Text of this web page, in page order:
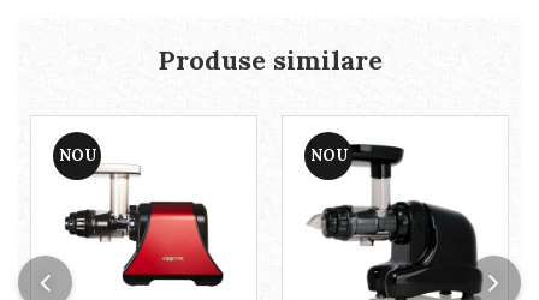
Produse similare
NOU NOU